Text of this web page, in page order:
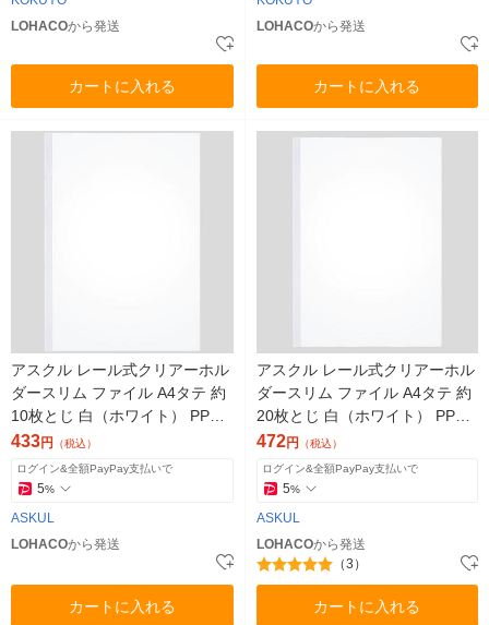
LOHACOから発送
カートに入れる
LOHACOから発送
カートに入れる
アスクル レール式クリアーホル
ダースリム ファイル A4タテ 約
10枚とじ 白（ホワイト） PP製
433円 （税込）
ログイン&全額PayPay支払いで
5%
ASKUL
LOHACOから発送
カートに入れる
アスクル レール式クリアーホル
ダースリム ファイル A4タテ 約
20枚とじ 白（ホワイト） PP製
472円 （税込）
ログイン&全額PayPay支払いで
5%
ASKUL
LOHACOから発送
（3）
カートに入れる